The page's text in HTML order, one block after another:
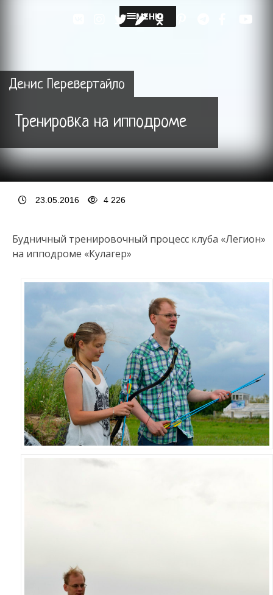
МЕНЮ
Денис Перевертайло
Тренировка на ипподроме
23.05.2016 4 226
Будничный тренировочный процесс клуба «Легион»
на ипподроме «Кулагер»